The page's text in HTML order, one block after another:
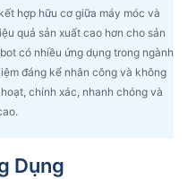
hợp hữu cơ giữa máy móc và
quả sản xuất cao hơn cho sản
có nhiều ứng dụng trong ngành
đáng kể nhân công và không
chính xác, nhanh chóng và
Dụng